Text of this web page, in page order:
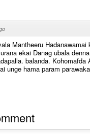
Mantheeru
ekai Danag ubala
balanda.
unge hama param